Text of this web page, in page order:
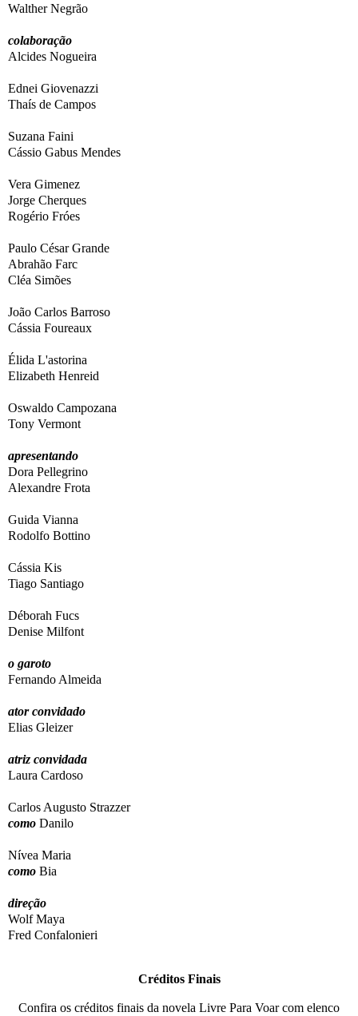
Walther Negrão
colaboração
Alcides Nogueira
Ednei Giovenazzi
Thaís de Campos
Suzana Faini
Cássio Gabus Mendes
Vera Gimenez
Jorge Cherques
Rogério Fróes
Paulo César Grande
Abrahão Farc
Cléa Simões
João Carlos Barroso
Cássia Foureaux
Élida L'astorina
Elizabeth Henreid
Oswaldo Campozana
Tony Vermont
apresentando
Dora Pellegrino
Alexandre Frota
Guida Vianna
Rodolfo Bottino
Cássia Kis
Tiago Santiago
Déborah Fucs
Denise Milfont
o garoto
Fernando Almeida
ator convidado
Elias Gleizer
atriz convidada
Laura Cardoso
Carlos Augusto Strazzer
como Danilo
Nívea Maria
como Bia
direção
Wolf Maya
Fred Confalonieri
Créditos Finais
Confira os créditos finais da novela Livre Para Voar com elenco